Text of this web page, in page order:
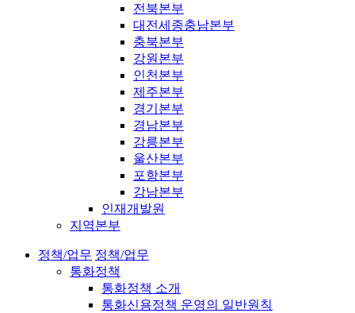
전북본부
대전세종충남본부
충북본부
강원본부
인천본부
제주본부
경기본부
경남본부
강릉본부
울산본부
포항본부
강남본부
인재개발원
지역본부
정책/업무 정책/업무
통화정책
통화정책 소개
통화신용정책 운영의 일반원칙